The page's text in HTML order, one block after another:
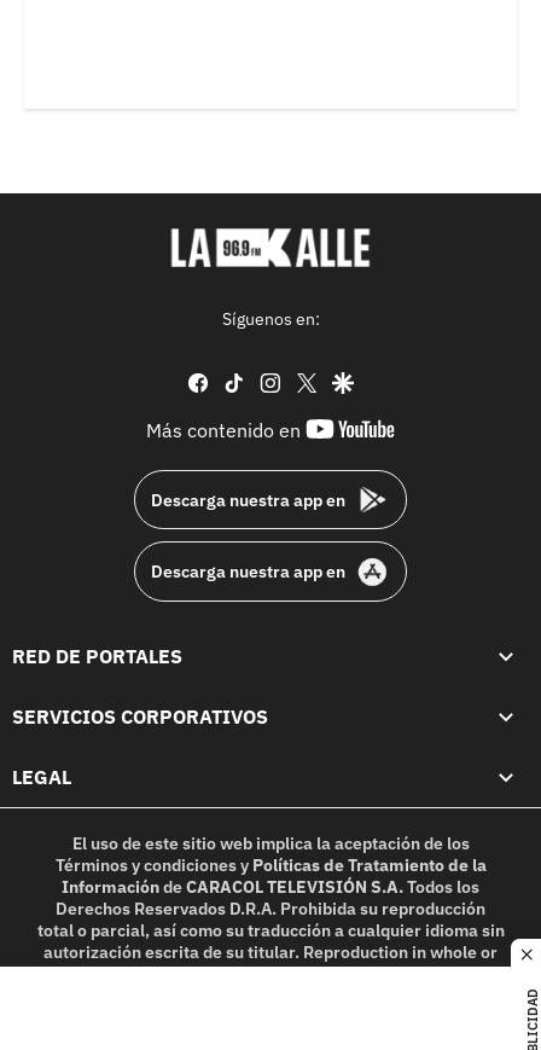
PUBLICIDAD
Síguenos en:
facebook
tiktok instagram
twittergoogle
Más contenido en
youtube-
Descarga nuestra app en
Descarga nuestra app en
RED DE PORTALES
SERVICIOS CORPORATIVOS
LEGAL
El uso de este sitio web implica la aceptación de los
Términos y condicionesy Políticas de Tratamiento de la
InformacióndeCARACOL TELEVISIÓN S.A.Todos los
Derechos Reservados D.R.A. Prohibida su reproducción
total o parcial, así como su traducción a cualquier idioma sin
autorización escrita de su titular. Reproduction in whole or